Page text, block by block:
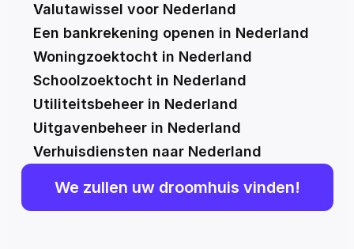
Valutawissel voor Nederland
Een bankrekening openen in Nederland
Woningzoektocht in Nederland
Schoolzoektocht in Nederland
Utiliteitsbeheer in Nederland
Uitgavenbeheer in Nederland
Verhuisdiensten naar Nederland
We zullen uw droomhuis vinden!